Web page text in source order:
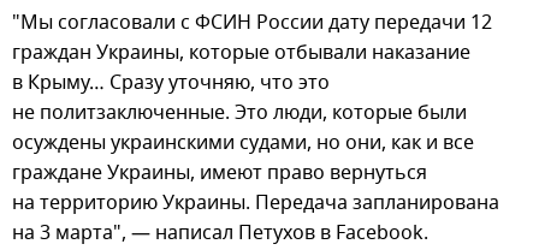
"Мы согласовали с ФСИН России дату передачи 12
граждан Украины, которые отбывали наказание
в Крыму… Сразу уточняю, что это
не политзаключенные. Это люди, которые были
осуждены украинскими судами, но они, как и все
граждане Украины, имеют право вернуться
на территорию Украины. Передача запланирована
на 3 марта", — написал Петухов в Facebook.